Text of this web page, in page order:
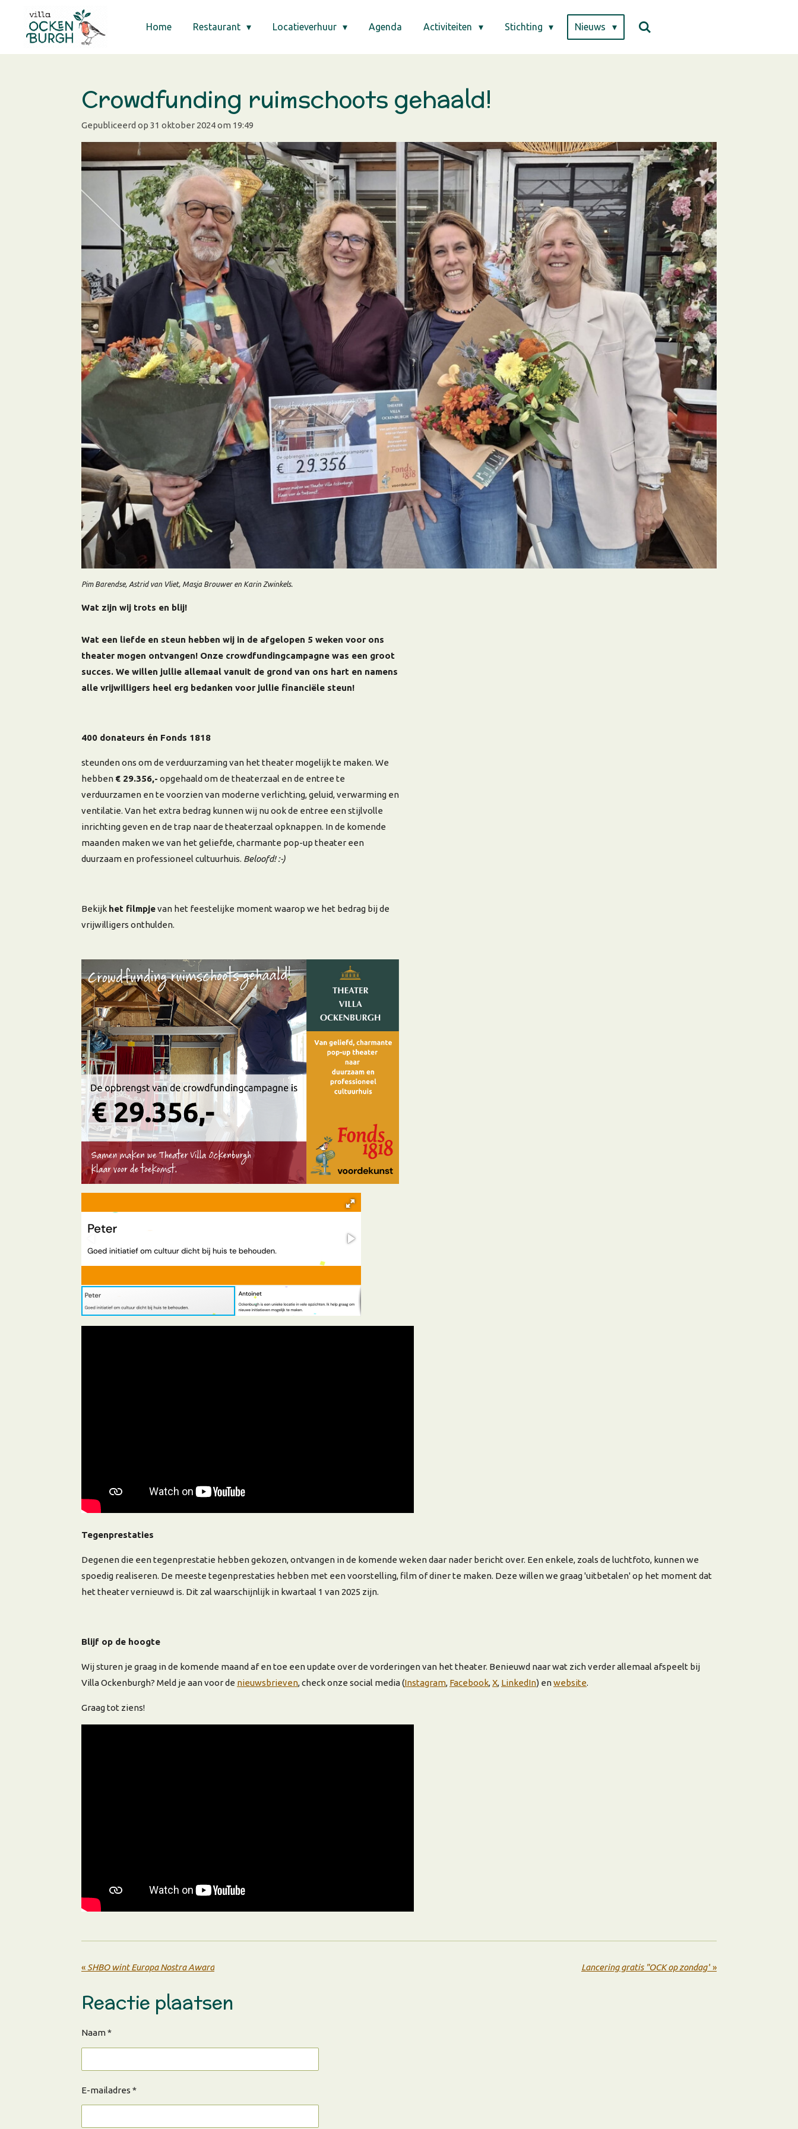
Home Restaurant Locatieverhuur Agenda Activiteiten Stichting Nieuws
Crowdfunding ruimschoots gehaald!
Gepubliceerd op 31 oktober 2024 om 19:49
Pim Barendse, Astrid van Vliet, Masja Brouwer en Karin Zwinkels.
Wat zijn wij trots en blij!
Wat een liefde en steun hebben wij in de afgelopen 5 weken voor ons
theater mogen ontvangen! Onze crowdfundingcampagne was een groot
succes. We willen jullie allemaal vanuit de grond van ons hart en namens
alle vrijwilligers heel erg bedanken voor jullie financiële steun!
400 donateurs én Fonds 1818
steunden ons om de verduurzaming van het theater mogelijk te maken. We
hebben € 29.356,- opgehaald om de theaterzaal en de entree te
verduurzamen en te voorzien van moderne verlichting, geluid, verwarming en
ventilatie. Van het extra bedrag kunnen wij nu ook de entree een stijlvolle
inrichting geven en de trap naar de theaterzaal opknappen. In de komende
maanden maken we van het geliefde, charmante pop-up theater een
duurzaam en professioneel cultuurhuis. Beloofd! :-)
Bekijk het filmpjevan het feestelijke moment waarop we het bedrag bij de
vrijwilligers onthulden.
Tegenprestaties
Degenen die een tegenprestatie hebben gekozen, ontvangen in de komende weken daar nader bericht over. Een enkele, zoals de luchtfoto, kunnen we
spoedig realiseren. De meeste tegenprestaties hebben met een voorstelling, film of diner te maken. Deze willen we graag 'uitbetalen' op het moment dat
het theater vernieuwd is. Dit zal waarschijnlijk in kwartaal 1 van 2025 zijn.
Blijf op de hoogte
Wij sturen je graag in de komende maand af en toe een update over de vorderingen van het theater. Benieuwd naar wat zich verder allemaal afspeelt bij
Villa Ockenburgh? Meld je aan voor de nieuwsbrieven, check onze social media (Instagram, Facebook,X, LinkedIn) enwebsite.
Graag tot ziens!
« SHBO wint Europa Nostra Award Lancering gratis "OCK op zondag"»
Reactie plaatsen
Naam *
E-mailadres *